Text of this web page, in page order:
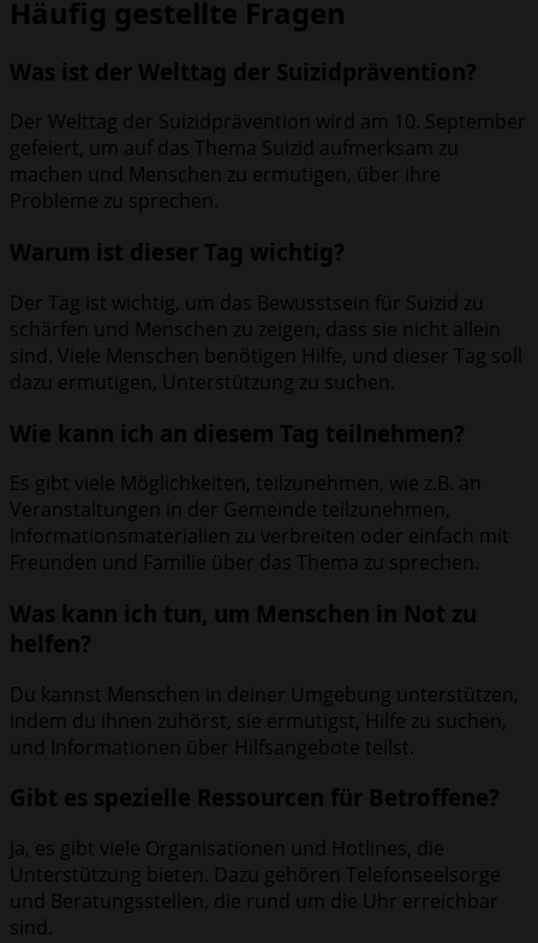
Häufig gestellte Fragen
Was ist der Welttag der Suizidprävention?
Der Welttag der Suizidprävention wird am 10. September
gefeiert, um auf das Thema Suizid aufmerksam zu
machen und Menschen zu ermutigen, über ihre
Probleme zu sprechen.
Warum ist dieser Tag wichtig?
Der Tag ist wichtig, um das Bewusstsein für Suizid zu
schärfen und Menschen zu zeigen, dass sie nicht allein
sind. Viele Menschen benötigen Hilfe, und dieser Tag soll
dazu ermutigen, Unterstützung zu suchen.
Wie kann ich an diesem Tag teilnehmen?
Es gibt viele Möglichkeiten, teilzunehmen, wie z.B. an
Veranstaltungen in der Gemeinde teilzunehmen,
Informationsmaterialien zu verbreiten oder einfach mit
Freunden und Familie über das Thema zu sprechen.
Was kann ich tun, um Menschen in Not zu
helfen?
Du kannst Menschen in deiner Umgebung unterstützen,
indem du ihnen zuhörst, sie ermutigst, Hilfe zu suchen,
und Informationen über Hilfsangebote teilst.
Gibt es spezielle Ressourcen für Betroffene?
Ja, es gibt viele Organisationen und Hotlines, die
Unterstützung bieten. Dazu gehören Telefonseelsorge
und Beratungsstellen, die rund um die Uhr erreichbar
sind.